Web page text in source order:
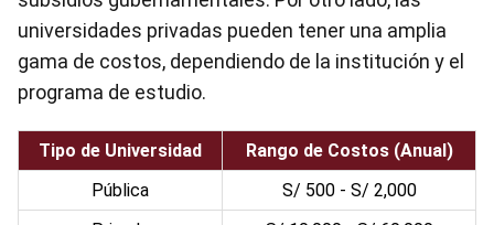
universidades privadas pueden tener una amplia
gama de costos, dependiendo de la institución y el
programa de estudio.
Tipo de Universidad
Rango de Costos (Anual)
Pública
S/ 500 - S/ 2,000